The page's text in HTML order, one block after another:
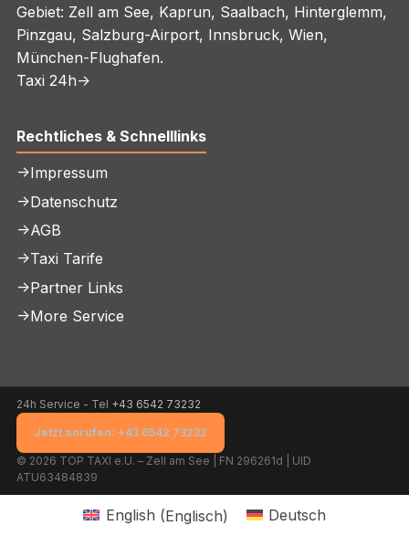
Gebiet: Zell am See, Kaprun, Saalbach, Hinterglemm,
Pinzgau, Salzburg-Airport, Innsbruck, Wien,
München-Flughafen.
Taxi 24h->
Rechtliches & Schnelllinks
->Impressum
->Datenschutz
->AGB
->Taxi Tarife
->Partner Links
->More Service
24h Service - Tel +43 6542 73232
Jetzt anrufen: +43 6542 73232
© 2026 TOP TAXI e.U. – Zell am See | FN 296261d | UID
ATU63484839
English (Englisch) Deutsch